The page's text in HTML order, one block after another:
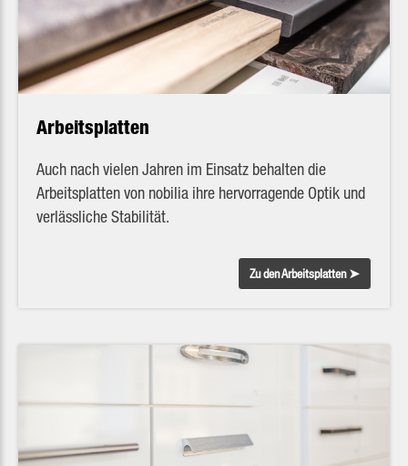
Arbeitsplatten
Auch nach vielen Jahren im Einsatz behalten die
Arbeitsplatten von nobilia ihre hervorragende Optik und
verlässliche Stabilität.
Zu den Arbeitsplatten ➤